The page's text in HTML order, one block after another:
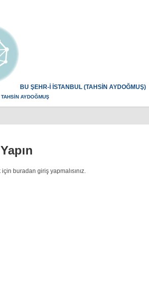
BU ŞEHR-İ İSTANBUL (TAHSİN AYDOĞMUŞ)
TAHSIN AYDOĞMUŞ
buradan giriş yapmalısınız.